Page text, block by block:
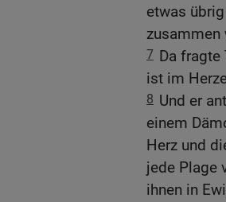
etwas
zusammen
7 Da fragte
ist im
8 Und er
einem
Herz und
jede Plage
ihnen in